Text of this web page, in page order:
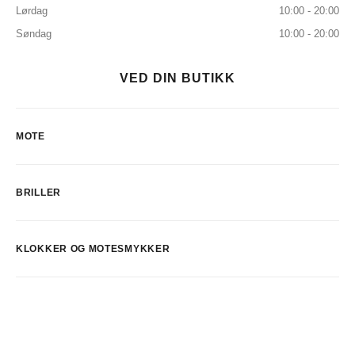
Lørdag
10:00 - 20:00
Søndag
10:00 - 20:00
VED DIN BUTIKK
MOTE
BRILLER
KLOKKER OG MOTESMYKKER